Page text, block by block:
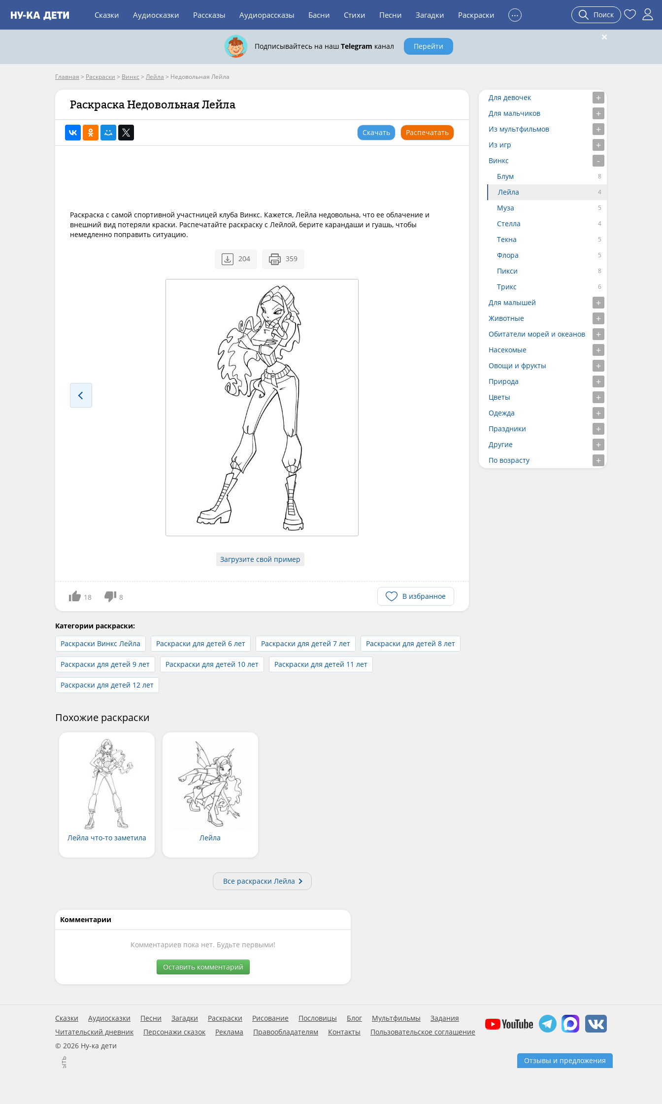
Сказки Аудиосказки Рассказы Аудиорассказы Басни Стихи Песни Загадки Раскраски ... Поиск
Подписывайтесь на наш Telegram канал Перейти
Главная > Раскраски > Винкс > Лейла > Недовольная Лейла
Раскраска Недовольная Лейла
Скачать Распечатать
Раскраска с самой спортивной участницей клуба Винкс. Кажется, Лейла недовольна, что ее облачение и
внешний вид потеряли краски. Распечатайте раскраску с Лейлой, берите карандаши и гуашь, чтобы
немедленно поправить ситуацию.
204 359
Загрузите свой пример
18 8 В избранное
Категории раскраски:
Раскраски Винкс Лейла
Раскраски для детей 6 лет Раскраски для детей 7 лет Раскраски для детей 8 лет
Раскраски для детей 9 лет Раскраски для детей 10 лет Раскраски для детей 11 лет
Раскраски для детей 12 лет
Похожие раскраски
Лейла что-то заметила Лейла
Все раскраски Лейла
Комментарии
Комментариев пока нет. Будьте первыми!
Оставить комментарий
Для девочек
Для мальчиков
Из мультфильмов
Из игр
Винкс
Блум
Лейла
Муза
Стелла
Текна
Флора
Пикси
Трикс
Для малышей
Животные
Обитатели морей и океанов
Насекомые
Овощи и фрукты
Природа
Цветы
Одежда
Праздники
Другие
По возрасту
Сказки Аудиосказки Песни Загадки Раскраски Рисование Пословицы Блог Мультфильмы
Задания
Читательский дневник
Персонажи сказок Реклама Правообладателям Контакты
Пользовательское соглашение
© 2026 Ну-ка дети
Отзывы и предложения
Закрыть